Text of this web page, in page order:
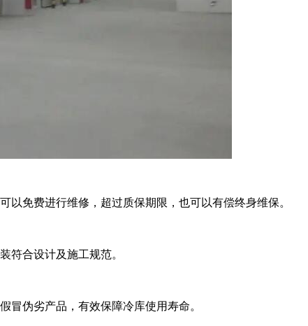
进行维修，超过质保期限，也可以有偿终身维保。
合设计及施工规范。
冒伪劣产品，有效保障冷库使用寿命。